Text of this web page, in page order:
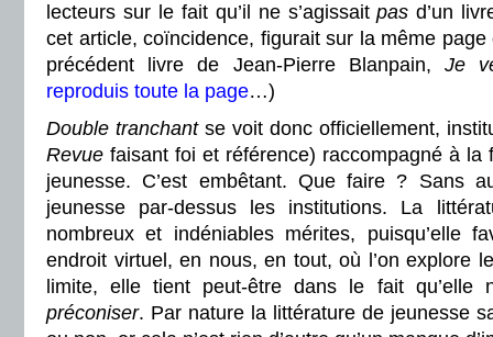
lecteurs sur le fait qu’il ne s’agissaitpas d’un
cet article, coïncidence, figurait sur la même page
précédent livre de Jean-Pierre Blanpain, Je
reproduis toute la page…)
Double tranchantse voit donc officiellement,
Revue faisant foi et référence) raccompagné à la
jeunesse. C’est embêtant. Que faire ? Sans
jeunesse par-dessus les institutions. La
nombreux et indéniables mérites, puisqu’elle
endroit virtuel, en nous, en tout, où l’on explore
limite, elle tient peut-être dans le fait qu’elle
préconiser. Par nature la littérature de jeunesse